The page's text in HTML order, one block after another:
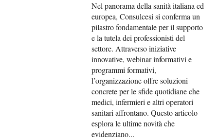
Nel panorama della sanità italiana ed
europea, Consulcesi si conferma un
pilastro fondamentale per il supporto
e la tutela dei professionisti del
settore. Attraverso iniziative
innovative, webinar informativi e
programmi formativi,
l’organizzazione offre soluzioni
concrete per le sfide quotidiane che
medici, infermieri e altri operatori
sanitari affrontano. Questo articolo
esplora le ultime novità che
evidenziano...